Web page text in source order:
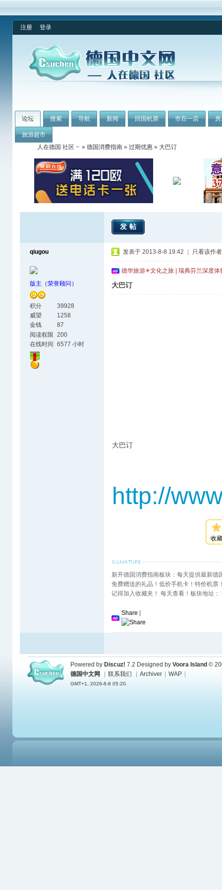
注册 登录
论坛 搜索 导航 新闻 回国机票 市百一店
旅游超市
人在德国 社区
» 德国消费指南 » 过期优惠 » 大巴订
发帖
qiugou
版主（荣誉顾问）
积分
39928
威望
1258
金钱
87
阅读权限 200
在线时间 6577 小时
发表于 2013-8-8 19:42 只看该作者
德华旅游✳文化之旅 | 瑞典芬兰深度
大巴订
大巴订
http://
收
新开德国消费指南板块：每天提供最新德
免费赠送的礼品！低价手机卡！特价机票
记得加入收藏夹！ 每天查看！板块地址
Share
Powered by Discuz! 7.2 Designed by Voora Island ©
德国中文网
联系我们 Archiver WAP
GMT+1, 2026-8-8 05:20.